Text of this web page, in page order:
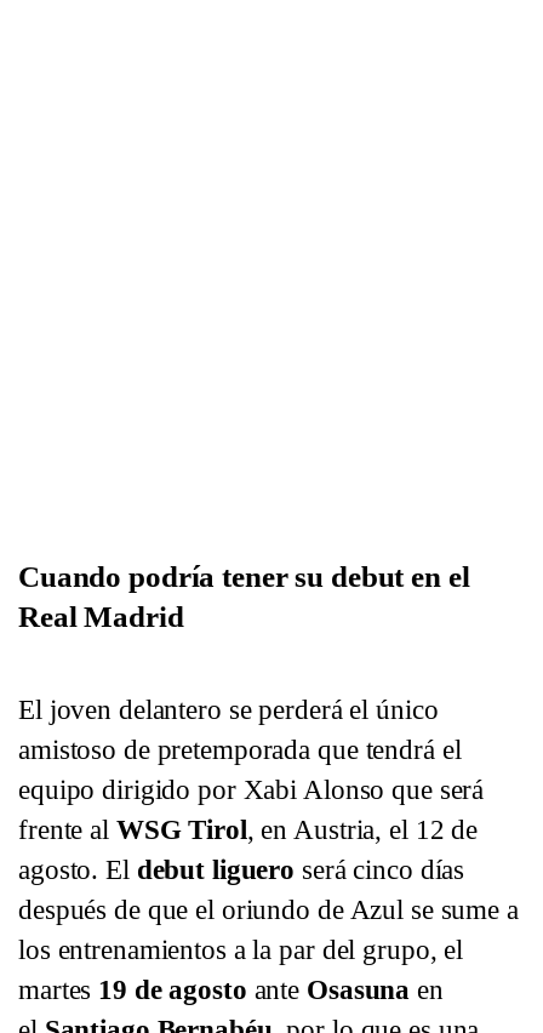
Cuando podría tener su debut en el
Real Madrid
El joven delantero se perderá el único
amistoso de pretemporada que tendrá el
equipo dirigido por Xabi Alonso que será
frente al WSG Tirol, en Austria, el 12 de
agosto. El debut liguero será cinco días
después de que el oriundo de Azul se sume a
los entrenamientos a la par del grupo, el
martes 19 de agosto ante Osasuna en